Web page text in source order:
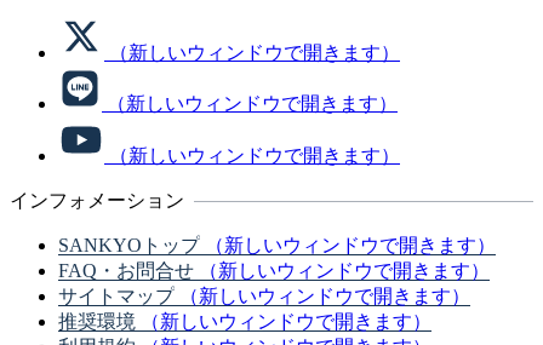
（新しいウィンドウで開きます）
（新しいウィンドウで開きます）
（新しいウィンドウで開きます）
インフォメーション
SANKYOトップ
（新しいウィンドウで開きます）
FAQ・お問合せ
（新しいウィンドウで開きます）
サイトマップ
（新しいウィンドウで開きます）
推奨環境
（新しいウィンドウで開きます）